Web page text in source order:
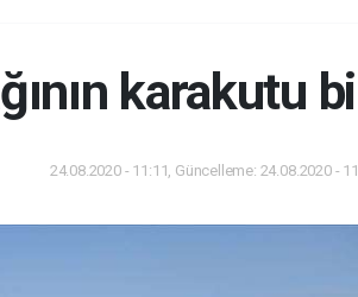
karakutu
24.08.2020 - 11:11, Güncelleme: 24.08.2020 -